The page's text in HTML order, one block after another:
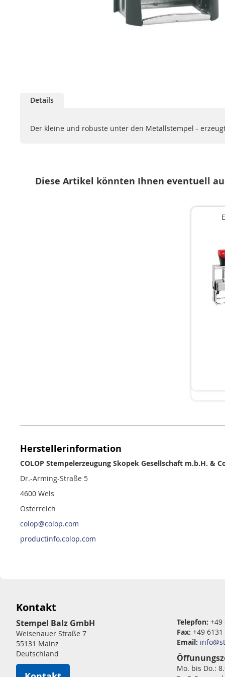
Details
Der kleine und robuste unter den Metallstempel -
Diese Artikel könnten Ihnen eventuell
Herstellerinformation
COLOP Stempelerzeugung Skopek Gesellschaft m.b.H. &
Dr.-Arming-Straße 5
4600 Wels
Österreich
colop@colop.com
productinfo.colop.com
Kontakt
Stempel Balz GmbH
Weisenauer Straße 7
55131 Mainz
Deutschland
Telepfon: +49
Fax: +49
Email:
Mo. bis Do.: